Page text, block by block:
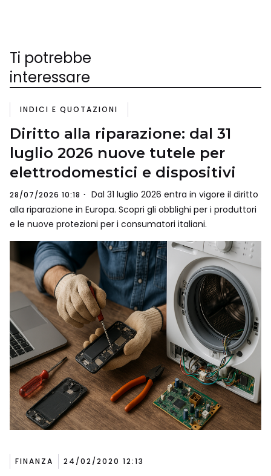
Ti potrebbe
interessare
INDICI E QUOTAZIONI
Diritto alla riparazione: dal 31
luglio 2026 nuove tutele per
elettrodomestici e dispositivi
28/07/2026 10:18
Dal 31 luglio 2026 entra in vigore il diritto
alla riparazione in Europa. Scopri gli obblighi per i produttori
e le nuove protezioni per i consumatori italiani.
FINANZA 24/02/2020 12:13